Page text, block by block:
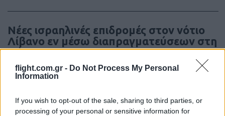
flight.com.gr - Do Not Process My Personal
Information
If you wish to opt-out of the sale, sharing to third parties, or
processing of your personal or sensitive information for
Νέες ισραηλινές επιδρομές στον νότιο
Λίβανο εν μέσω διαπραγματεύσεων στη
Ρώμη
12:58